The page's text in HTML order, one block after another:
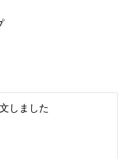
しました